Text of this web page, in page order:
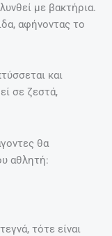
με βακτήρια.
αφήνοντας το
και
σε ζεστά,
θα
αθλητή:
τότε είναι